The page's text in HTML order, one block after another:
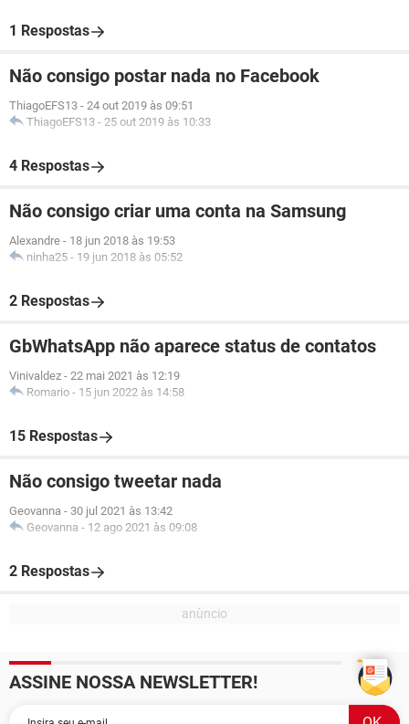
1 Respostas
Não consigo postar nada no Facebook
ThiagoEFS13 - 24 out 2019 às 09:51
ThiagoEFS13 - 25 out 2019 às 10:33
4 Respostas
Não consigo criar uma conta na Samsung
Alexandre - 18 jun 2018 às 19:53
ninha25 - 19 jun 2018 às 05:52
2 Respostas
GbWhatsApp não aparece status de contatos
Vinivaldez - 22 mai 2021 às 12:19
Romario - 15 jun 2022 às 14:58
15 Respostas
Não consigo tweetar nada
Geovanna - 30 jul 2021 às 13:42
Geovanna - 12 ago 2021 às 09:08
2 Respostas
ASSINE NOSSA NEWSLETTER!